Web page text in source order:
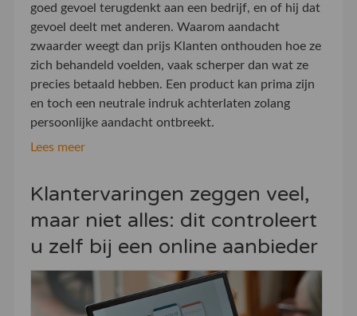
goed gevoel terugdenkt aan een bedrijf, en of hij dat
gevoel deelt met anderen. Waarom aandacht
zwaarder weegt dan prijs Klanten onthouden hoe ze
zich behandeld voelden, vaak scherper dan wat ze
precies betaald hebben. Een product kan prima zijn
en toch een neutrale indruk achterlaten zolang
persoonlijke aandacht ontbreekt.
Lees meer
Klantervaringen zeggen veel,
maar niet alles: dit controleert
u zelf bij een online aanbieder